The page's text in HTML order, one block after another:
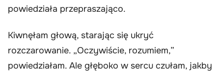
powiedziała przepraszająco.
Kiwnęłam głową, starając się ukryć
rozczarowanie. „Oczywiście, rozumiem,”
powiedziałam. Ale głęboko w sercu czułam, jakby